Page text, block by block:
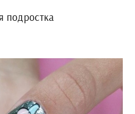
подростка